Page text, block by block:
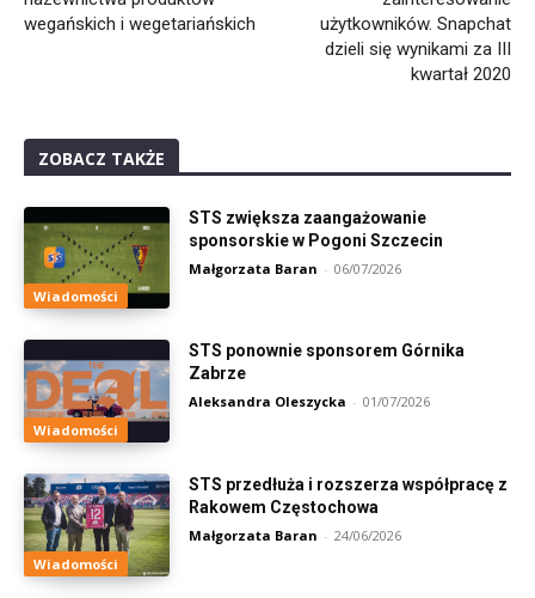
wegańskich i wegetariańskich
użytkowników. Snapchat
dzieli się wynikami za III
kwartał 2020
ZOBACZ TAKŻE
Wiadomości
STS zwiększa zaangażowanie
sponsorskie w Pogoni Szczecin
Małgorzata Baran - 06/07/2026
Wiadomości
STS ponownie sponsorem Górnika
Zabrze
Aleksandra Oleszycka - 01/07/2026
Wiadomości
STS przedłuża i rozszerza współpracę z
Rakowem Częstochowa
Małgorzata Baran - 24/06/2026